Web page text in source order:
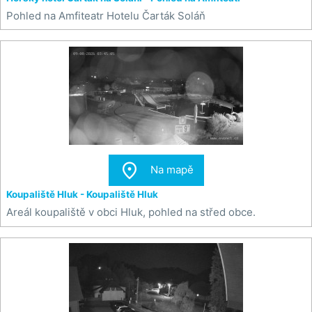
Pohled na Amfiteatr Hotelu Čarták Soláň
 Na mapě
Koupaliště Hluk - Koupaliště Hluk
Areál koupaliště v obci Hluk, pohled na střed obce.